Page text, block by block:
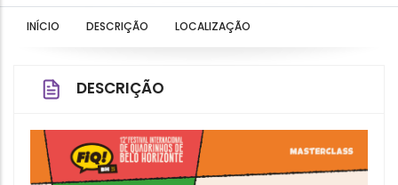
INÍCIO DESCRIÇÃO LOCALIZAÇÃO
DESCRIÇÃO